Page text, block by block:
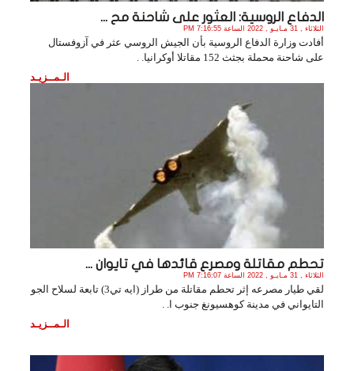
الدفاع الروسية: العثور على شاحنة مح ...
الثلاثاء , 31 مـايـو , 2022 الساعة 7:16:55 PM
أفادت وزارة الدفاع الروسية بأن الجيش الروسي عثر في آزوفستال
على شاحنة محملة بجثث 152 مقاتلا أوكرانيا. .
الـمــزيـد
تحطم مقاتلة ومصرع قائدها في تايوان ...
الثلاثاء , 31 مـايـو , 2022 الساعة 7:16:07 PM
لقي طيار مصرعه إثر تحطم مقاتلة من طراز (ايه تي3) تابعة لسلاح الجو
التايواني في مدينة كوهسيونغ جنوب ا. .
الـمــزيـد